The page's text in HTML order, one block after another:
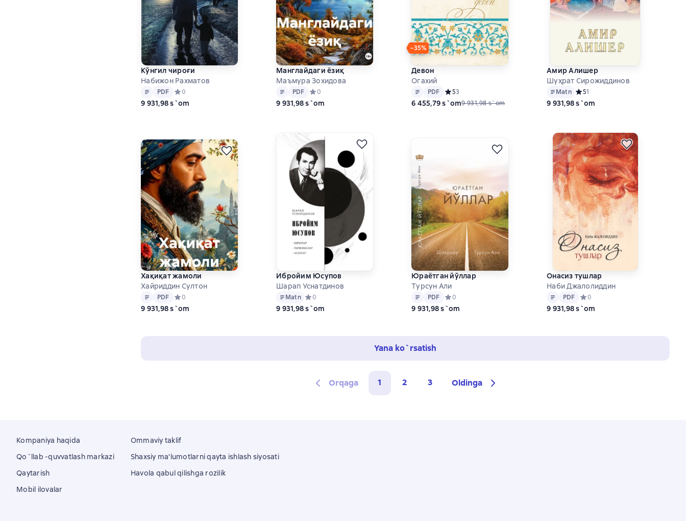
Кўнгил чироғи
Набижон Рахматов
Matn PDF
PDF Средний рейтинг 0 на основе 0 оценок
0
9 931,98 s`om
Манглайдаги ёзиқ
Маъмура Зохидова
Matn PDF
PDF Средний рейтинг 0 на основе 0 оценок
0
9 931,98 s`om
−35%
Девон
Огахий
Matn PDF
PDF Средний рейтинг 5 на основе 3 оценок
53
6 455,79 s`om9 931,98 s`om
Амир Алишер
Шуҳрат Сирожиддинов
Matn Средний рейтинг 5 на основе 1
51
9 931,98 s`om
Хақиқат жамоли
Хайриддин Султон
Matn PDF
PDF Средний рейтинг 0 на основе 0 оценок
0
9 931,98 s`om
Ибройим Юсупов
Шарап Уснатдинов
Matn Средний рейтинг 0 на основе 0 оценок
0
9 931,98 s`om
Юраётган йўллар
Турсун Али
Matn PDF
PDF Средний рейтинг 0 на основе 0 оценок
0
9 931,98 s`om
Онасиз тушлар
Наби Джалолиддин
Matn PDF
PDF Средний рейтинг 0 на основе 0
0
9 931,98 s`om
Yana ko`rsatish
Orqaga 1 2 3 Oldinga
Kompaniya haqida
Qo`llab -quvvatlash markazi
Qaytarish
Mobil ilovalar
Ommaviy taklif
Shaxsiy ma'lumotlarni qayta ishlash siyosati
Havola qabul qilishga rozilik